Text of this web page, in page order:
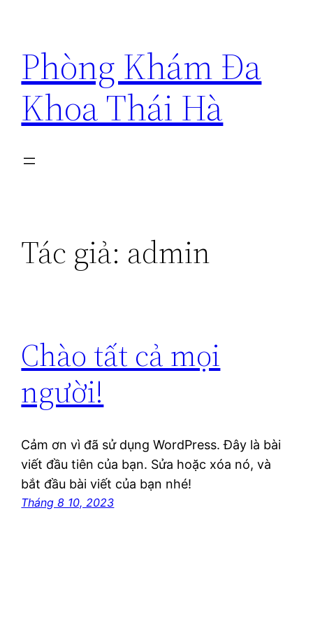
phần
dung
Phòng Khám Đa
Khoa Thái Hà
Tác giả: admin
Chào tất cả mọi
người!
Cảm ơn vì đã sử dụng WordPress. Đây là bài
viết đầu tiên của bạn. Sửa hoặc xóa nó, và
bắt đầu bài viết của bạn nhé!
Tháng 8 10, 2023